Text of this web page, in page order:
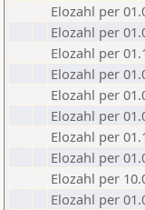
Elozahl per
Elozahl per
Elozahl per
Elozahl per
Elozahl per
Elozahl per
Elozahl per
Elozahl per
Elozahl per
Elozahl per